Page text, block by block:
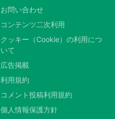
お問い合わせ
コンテンツ二次利用
クッキー（Cookie）の利用につ
いて
広告掲載
利用規約
コメント投稿利用規約
個人情報保護方針